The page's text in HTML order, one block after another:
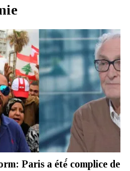
Paris a été́ complice de